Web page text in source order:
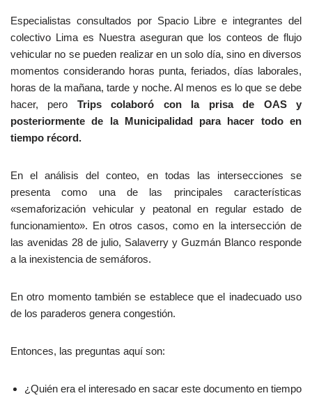
Especialistas consultados por Spacio Libre e integrantes del
colectivo Lima es Nuestra aseguran que los conteos de flujo
vehicular no se pueden realizar en un solo día, sino en diversos
momentos considerando horas punta, feriados, días laborales,
horas de la mañana, tarde y noche. Al menos es lo que se debe
hacer, pero Trips colaboró con la prisa de OAS y
posteriormente de la Municipalidad para hacer todo en
tiempo récord.
En el análisis del conteo, en todas las intersecciones se
presenta como una de las principales características
«semaforización vehicular y peatonal en regular estado de
funcionamiento». En otros casos, como en la intersección de
las avenidas 28 de julio, Salaverry y Guzmán Blanco responde
a la inexistencia de semáforos.
En otro momento también se establece que el inadecuado uso
de los paraderos genera congestión.
Entonces, las preguntas aquí son:
¿Quién era el interesado en sacar este documento en tiempo